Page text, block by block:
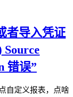
者导入凭证
Source
错误”
自定义报表，点啥